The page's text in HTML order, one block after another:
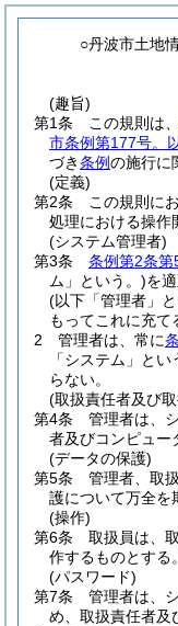
○丹波市土地
(趣旨)
第1条
この規則は、
市条例第177号。
づき条例の施行に
(定義)
第2条
この規則に
処理における操作
(システム管理者)
第3条
条例第2条第
ム」という。)を
(以下「管理者」
もってこれに充て
2
管理者は、常に
「システム」とい
らない。
(取扱責任者及び
第4条
管理者は、
者及びコンピュー
(データの保護)
第5条
管理者、取
護について万全を
(操作)
第6条
取扱員は、
作するものとする。
(パスワード)
第7条
管理者は、
め、取扱責任者及